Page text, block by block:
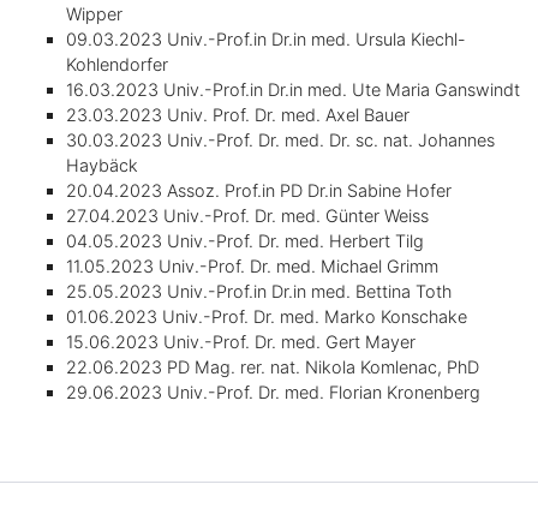
Wipper
09.03.2023 Univ.-Prof.in Dr.in med. Ursula Kiechl-
Kohlendorfer
16.03.2023 Univ.-Prof.in Dr.in med. Ute Maria Ganswindt
23.03.2023 Univ. Prof. Dr. med. Axel Bauer
30.03.2023 Univ.-Prof. Dr. med. Dr. sc. nat. Johannes
Haybäck
20.04.2023 Assoz. Prof.in PD Dr.in Sabine Hofer
27.04.2023 Univ.-Prof. Dr. med. Günter Weiss
04.05.2023 Univ.-Prof. Dr. med. Herbert Tilg
11.05.2023 Univ.-Prof. Dr. med. Michael Grimm
25.05.2023 Univ.-Prof.in Dr.in med. Bettina Toth
01.06.2023 Univ.-Prof. Dr. med. Marko Konschake
15.06.2023 Univ.-Prof. Dr. med. Gert Mayer
22.06.2023 PD Mag. rer. nat. Nikola Komlenac, PhD
29.06.2023 Univ.-Prof. Dr. med. Florian Kronenberg